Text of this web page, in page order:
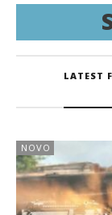
LATEST
NOVO